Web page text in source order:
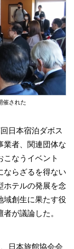
催された
日本宿泊ダボス
業者、関連団体な
こなうイベント
ならざるを得ない
ホテルの発展を念
域創生に果たす役
が議論した。
日本旅館協会会